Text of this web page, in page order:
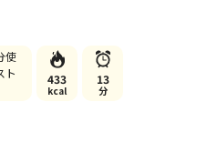
使
ト
433
kcal
13
分